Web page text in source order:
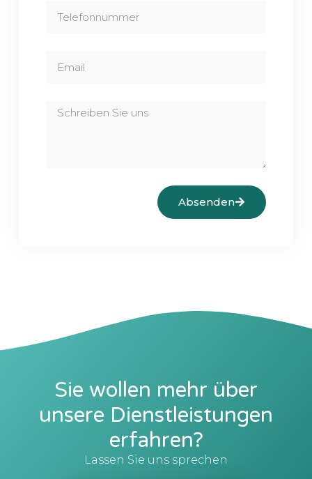
Absenden
Sie wollen mehr über
unsere Dienstleistungen
erfahren?
Lassen Sie uns sprechen